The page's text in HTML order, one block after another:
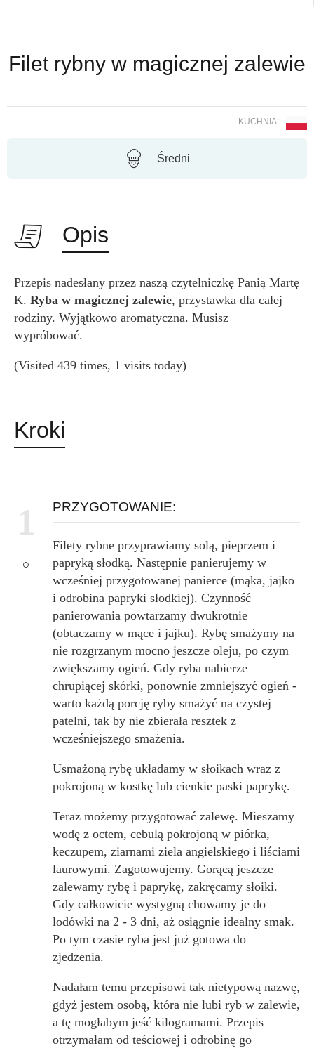
Filet rybny w magicznej zalewie
KUCHNIA:
Średni
Opis
Przepis nadesłany przez naszą czytelniczkę Panią Martę
K. Ryba w magicznej zalewie, przystawka dla całej
rodziny. Wyjątkowo aromatyczna. Musisz
wypróbować.
(Visited 439 times, 1 visits today)
Kroki
1 PRZYGOTOWANIE:
Filety rybne przyprawiamy solą, pieprzem i
papryką słodką. Następnie panierujemy w
wcześniej przygotowanej panierce (mąka, jajko
i odrobina papryki słodkiej). Czynność
panierowania powtarzamy dwukrotnie
(obtaczamy w mące i jajku). Rybę smażymy na
nie rozgrzanym mocno jeszcze oleju, po czym
zwiększamy ogień. Gdy ryba nabierze
chrupiącej skórki, ponownie zmniejszyć ogień -
warto każdą porcję ryby smażyć na czystej
patelni, tak by nie zbierała resztek z
wcześniejszego smażenia.
Usmażoną rybę układamy w słoikach wraz z
pokrojoną w kostkę lub cienkie paski paprykę.
Teraz możemy przygotować zalewę. Mieszamy
wodę z octem, cebulą pokrojoną w piórka,
keczupem, ziarnami ziela angielskiego i liściami
laurowymi. Zagotowujemy. Gorącą jeszcze
zalewamy rybę i paprykę, zakręcamy słoiki.
Gdy całkowicie wystygną chowamy je do
lodówki na 2 - 3 dni, aż osiągnie idealny smak.
Po tym czasie ryba jest już gotowa do
zjedzenia.
Nadałam temu przepisowi tak nietypową nazwę,
gdyż jestem osobą, która nie lubi ryb w zalewie,
a tę mogłabym jeść kilogramami. Przepis
otrzymałam od teściowej i odrobinę go